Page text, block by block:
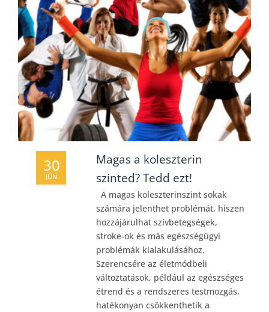
30
JÚN
Magas a koleszterin
szinted? Tedd ezt!
A magas koleszterinszint sokak
számára jelenthet problémát, hiszen
hozzájárulhat szívbetegségek,
stroke-ok és más egészségügyi
problémák kialakulásához.
Szerencsére az életmódbeli
változtatások, például az egészséges
étrend és a rendszeres testmozgás,
hatékonyan csökkenthetik a